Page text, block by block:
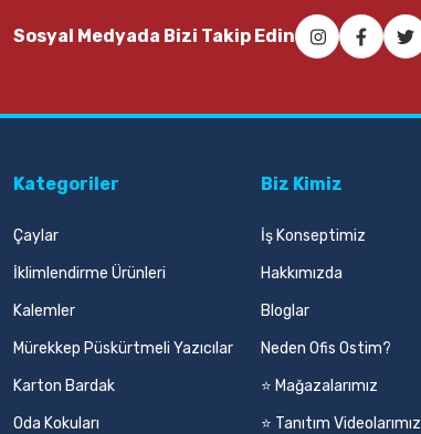
Sosyal Medyada Bizi Takip Edin
Kategoriler
Çaylar
İklimlendirme Ürünleri
Kalemler
Mürekkep Püskürtmeli Yazıcılar
Karton Bardak
Oda Kokuları
Biz Kimiz
İş Konseptimiz
Hakkımızda
Bloglar
Neden Ofis Ostim?
⭐ Mağazalarımız
⭐ Tanıtım Videolarımız